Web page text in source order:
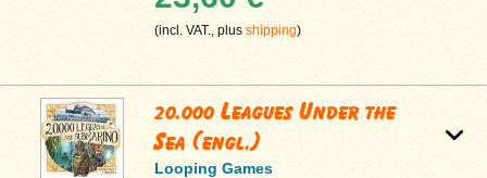
(incl. VAT., plusshipping)
20.000 Leagues Under the
Sea (engl.)
Looping Games